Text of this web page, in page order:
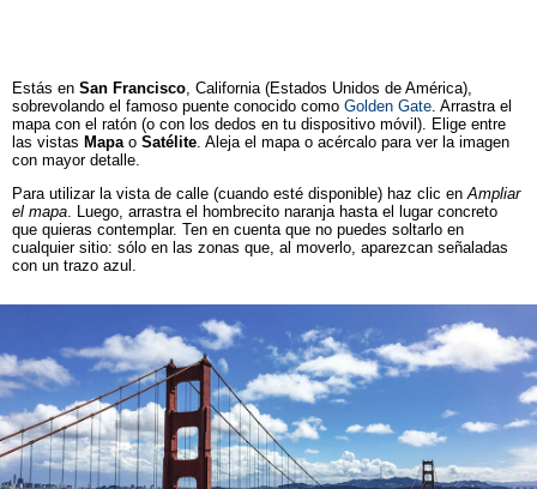
Estás en San Francisco, California (Estados Unidos de América),
sobrevolando el famoso puente conocido como Golden Gate. Arrastra el
mapa con el ratón (o con los dedos en tu dispositivo móvil). Elige entre
las vistas Mapao Satélite. Aleja el mapa o acércalo para ver la imagen
con mayor detalle.
Para utilizar la vista de calle (cuando esté disponible) haz clic enAmpliar
el mapa. Luego, arrastra el hombrecito naranja hasta el lugar concreto
que quieras contemplar. Ten en cuenta que no puedes soltarlo en
cualquier sitio: sólo en las zonas que, al moverlo, aparezcan señaladas
con un trazo azul.